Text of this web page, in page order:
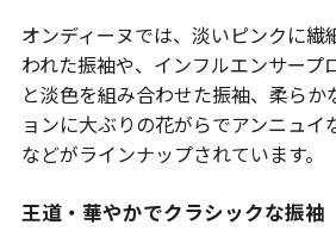
オンディーヌでは、淡いピンクに繊
われた振袖や、インフルエンサープ
と淡色を組み合わせた振袖、柔らか
ョンに大ぶりの花がらでアンニュイ
などがラインナップされています。
王道・華やかでクラシックな振袖